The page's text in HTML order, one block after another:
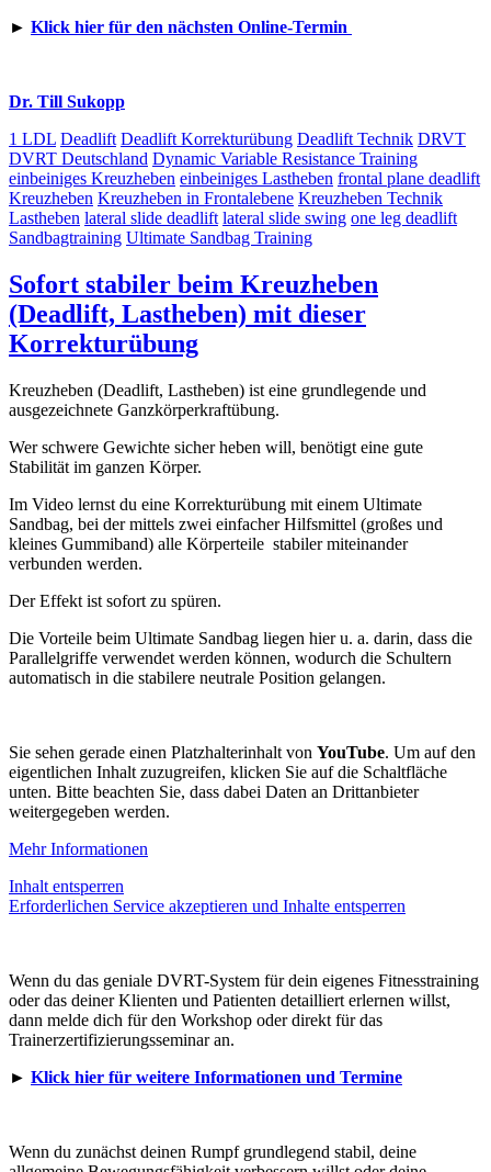
► Klick hier für den nächsten Online-Termin
Dr. Till Sukopp
1 LDL Deadlift Deadlift Korrekturübung Deadlift Technik DRVT
DVRT Deutschland Dynamic Variable Resistance Training
einbeiniges Kreuzheben einbeiniges Lastheben frontal plane deadlift
Kreuzheben Kreuzheben in Frontalebene Kreuzheben Technik
Lastheben lateral slide deadlift lateral slide swing one leg deadlift
Sandbagtraining Ultimate Sandbag Training
Sofort stabiler beim Kreuzheben
(Deadlift, Lastheben) mit dieser
Korrekturübung
Kreuzheben (Deadlift, Lastheben) ist eine grundlegende und
ausgezeichnete Ganzkörperkraftübung.
Wer schwere Gewichte sicher heben will, benötigt eine gute
Stabilität im ganzen Körper.
Im Video lernst du eine Korrekturübung mit einem Ultimate
Sandbag, bei der mittels zwei einfacher Hilfsmittel (großes und
kleines Gummiband) alle Körperteile stabiler miteinander
verbunden werden.
Der Effekt ist sofort zu spüren.
Die Vorteile beim Ultimate Sandbag liegen hier u. a. darin, dass die
Parallelgriffe verwendet werden können, wodurch die Schultern
automatisch in die stabilere neutrale Position gelangen.
Sie sehen gerade einen Platzhalterinhalt von YouTube. Um auf den
eigentlichen Inhalt zuzugreifen, klicken Sie auf die Schaltfläche
unten. Bitte beachten Sie, dass dabei Daten an Drittanbieter
weitergegeben werden.
Mehr Informationen
Inhalt entsperren
Erforderlichen Service akzeptieren und Inhalte entsperren
Wenn du das geniale DVRT-System für dein eigenes Fitnesstraining
oder das deiner Klienten und Patienten detailliert erlernen willst,
dann melde dich für den Workshop oder direkt für das
Trainerzertifizierungsseminar an.
► Klick hier für weitere Informationen und Termine
Wenn du zunächst deinen Rumpf grundlegend stabil, deine